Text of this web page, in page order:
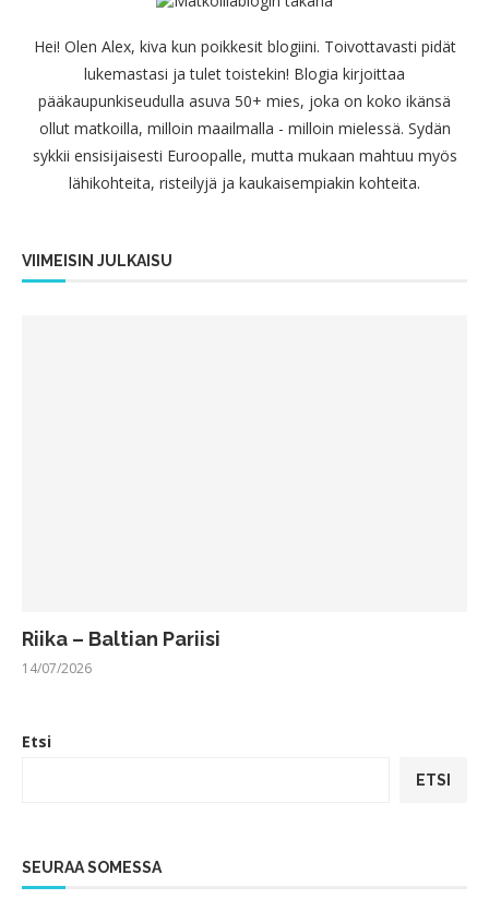
Hei! Olen Alex, kiva kun poikkesit blogiini. Toivottavasti pidät
lukemastasi ja tulet toistekin! Blogia kirjoittaa
pääkaupunkiseudulla asuva 50+ mies, joka on koko ikänsä
ollut matkoilla, milloin maailmalla - milloin mielessä. Sydän
sykkii ensisijaisesti Euroopalle, mutta mukaan mahtuu myös
lähikohteita, risteilyjä ja kaukaisempiakin kohteita.
VIIMEISIN JULKAISU
Riika – Baltian Pariisi
14/07/2026
Etsi
ETSI
SEURAA SOMESSA